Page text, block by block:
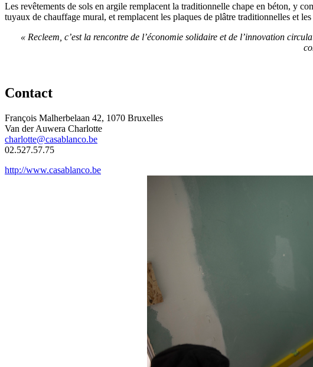
Les revêtements de sols en argile remplacent la traditionnelle chape en béton, y
tuyaux de chauffage mural, et remplacent les plaques de plâtre traditionnelles et
« Recleem, c’est la rencontre de l’économie solidaire et de l’innovation
Contact
François Malherbelaan 42, 1070 Bruxelles
Van der Auwera Charlotte
charlotte@casablanco.be
02.527.57.75
http://www.casablanco.be